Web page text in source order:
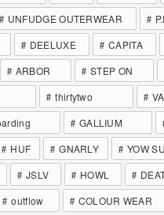
UNFUDGE OUTERWEAR
DEELUXE CAPITA
ARBOR STEP ON
thirtytwo
GALLIUM
HUF GNARLY
YOW
JSLV HOWL
outflow COLOUR WEAR